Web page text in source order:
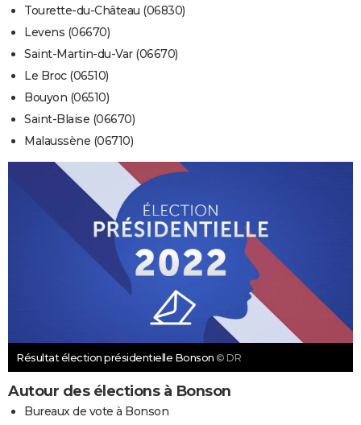
Tourette-du-Château (06830)
Levens (06670)
Saint-Martin-du-Var (06670)
Le Broc (06510)
Bouyon (06510)
Saint-Blaise (06670)
Malaussène (06710)
Résultat élection présidentielle Bonson © DR
Autour des élections à Bonson
Bureaux de vote à Bonson